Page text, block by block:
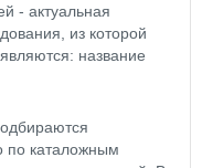
- актуальная
из которой
название
по каталожным